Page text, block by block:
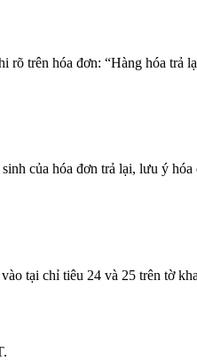
trên hóa đơn: “Hàng hóa trả
của hóa đơn trả lại, lưu ý
tại chỉ tiêu 24 và 25 trên tờ